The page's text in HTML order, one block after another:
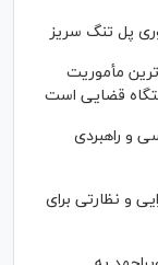
پل تنگ سریز
مأموریت
قضایی است
و راهبردی
و نظارتی برای